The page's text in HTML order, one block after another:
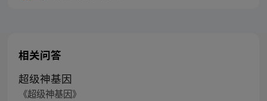
相关问答
超级神基因
《超级神基因》